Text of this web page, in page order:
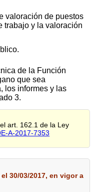
valoración de puestos
trabajo y la valoración
de la Función
que sea
los informes y las
3.
art. 162.1 de la Ley
A-2017-7353
30/03/2017, en vigor a